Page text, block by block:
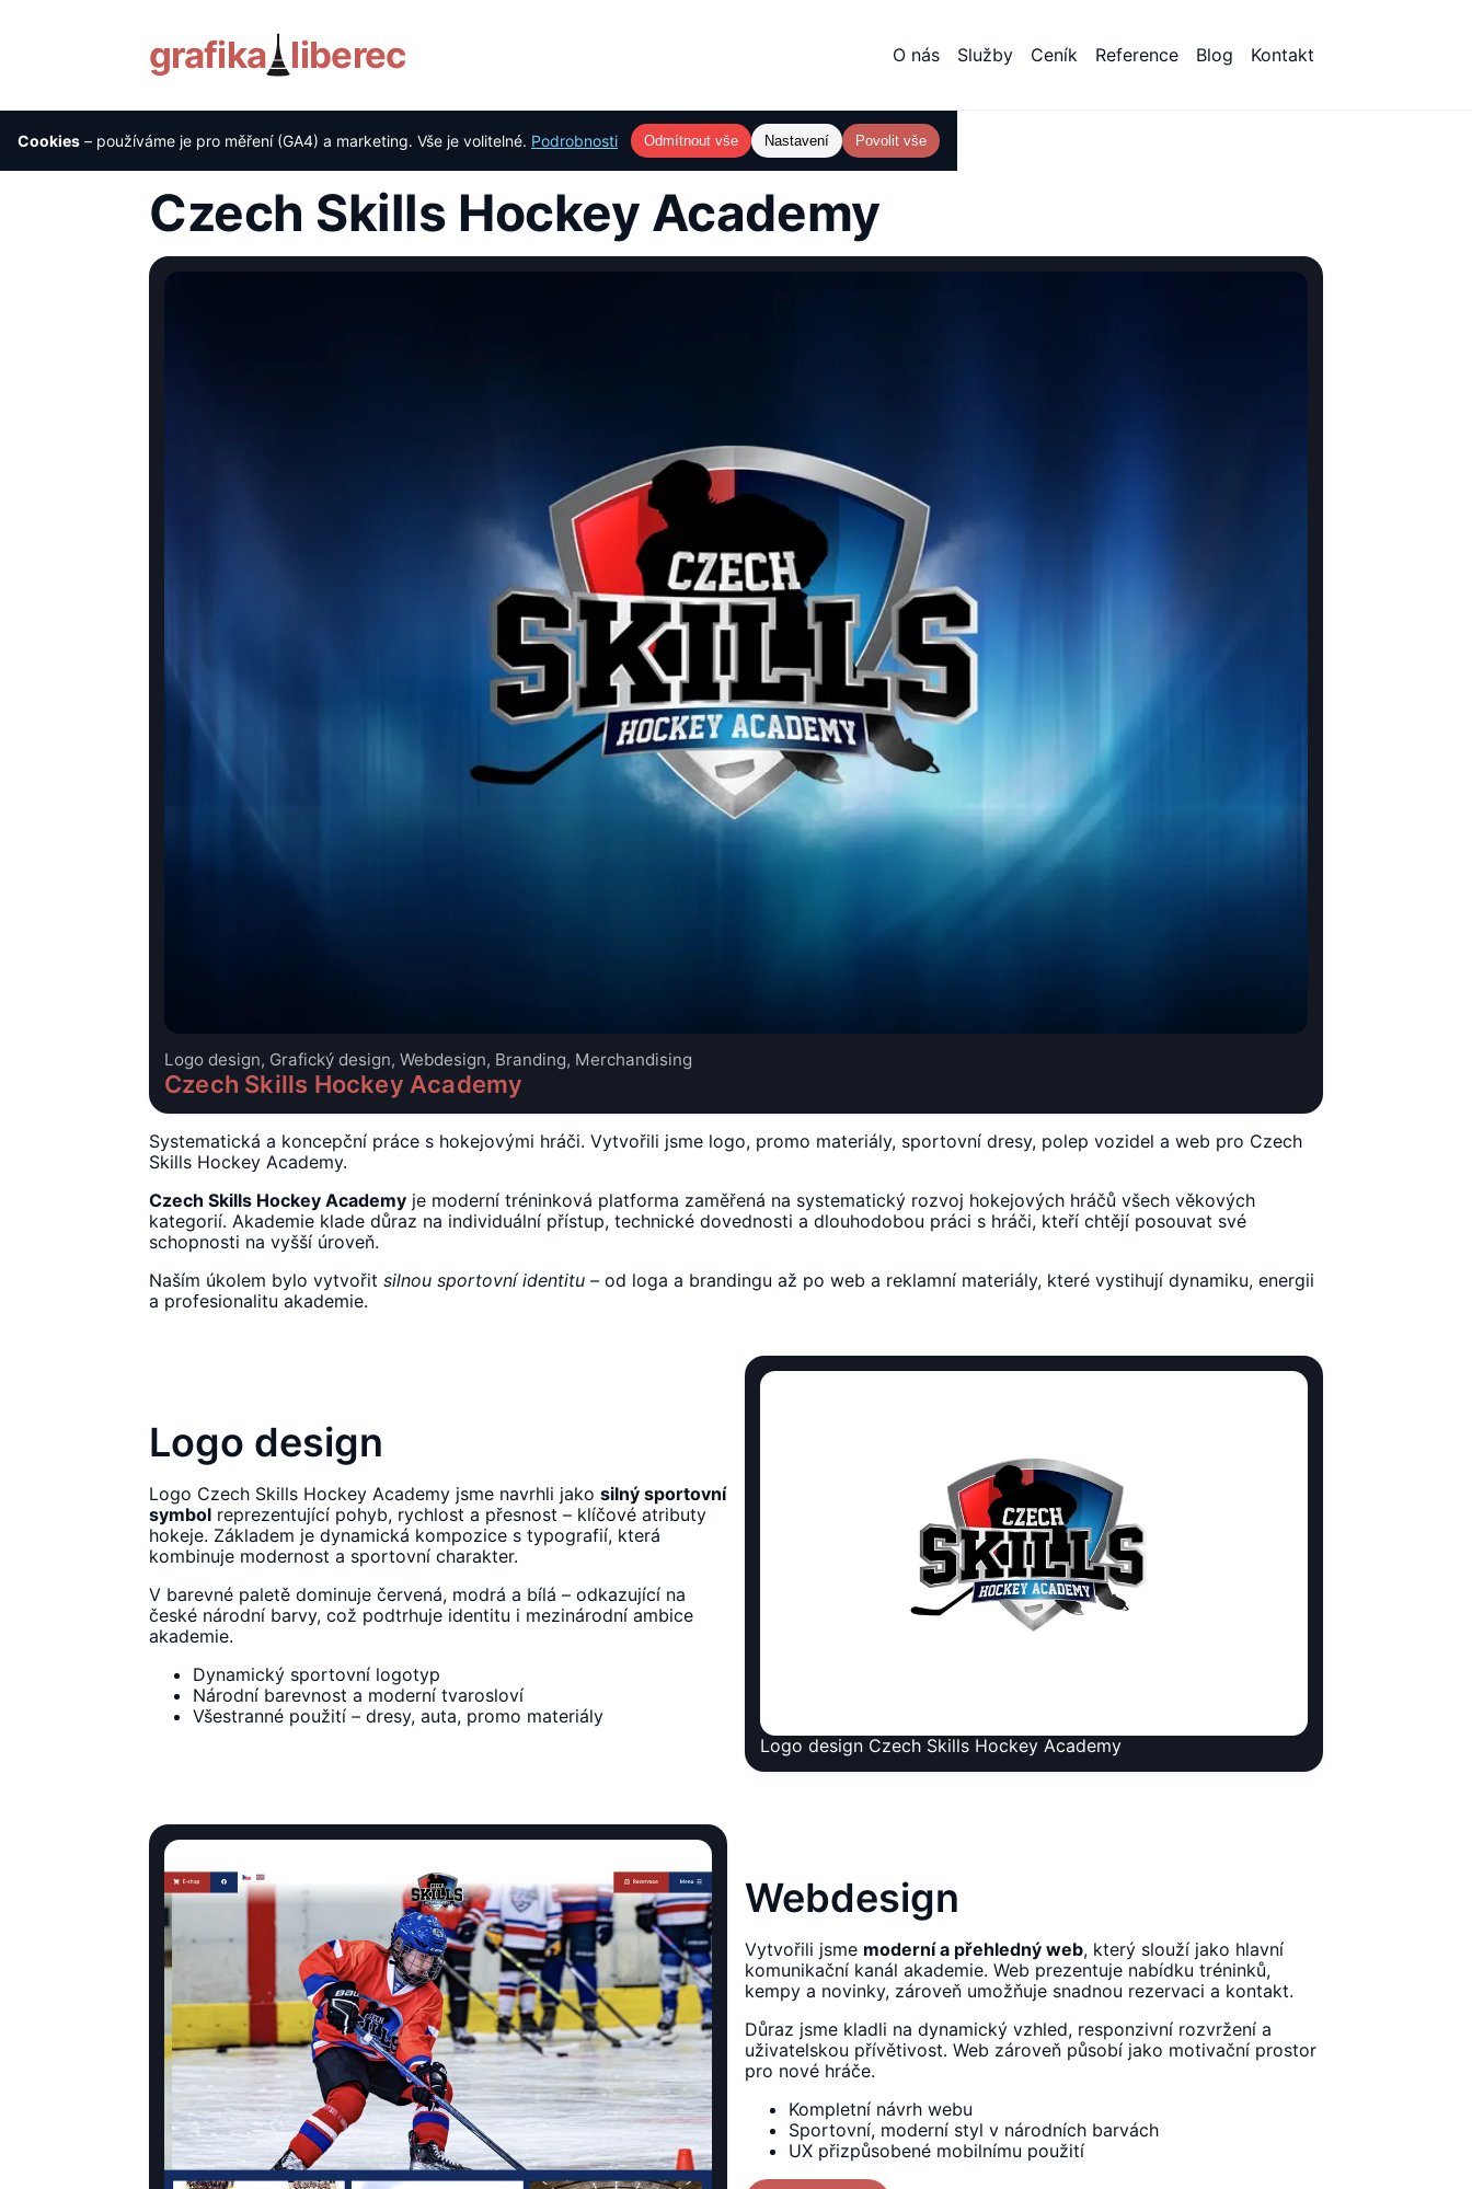
grafika liberec O nás Služby Ceník Reference Blog Kontakt
Cookies – používáme je pro měření (GA4) a marketing. Vše je volitelné. Podrobnosti Odmítnout vše Nastavení Povolit vše
Úvod › Reference Czech Skills Hockey Academy
Czech Skills Hockey Academy
Logo design, Grafický design, Webdesign, Branding, Merchandising
Czech Skills Hockey Academy
Systematická a koncepční práce s hokejovými hráči. Vytvořili jsme logo, promo materiály, sportovní dresy, polep vozidel a web pro Czech
Skills Hockey Academy.
Czech Skills Hockey Academy je moderní tréninková platforma zaměřená na systematický rozvoj hokejových hráčů všech věkových
kategorií. Akademie klade důraz na individuální přístup, technické dovednosti a dlouhodobou práci s hráči, kteří chtějí posouvat své
schopnosti na vyšší úroveň.
Naším úkolem bylo vytvořit silnou sportovní identitu – od loga a brandingu až po web a reklamní materiály, které vystihují dynamiku, energii
a profesionalitu akademie.
Logo design
Logo Czech Skills Hockey Academy jsme navrhli jako silný sportovní
symbol reprezentující pohyb, rychlost a přesnost – klíčové atributy
hokeje. Základem je dynamická kompozice s typografií, která
kombinuje modernost a sportovní charakter.
V barevné paletě dominuje červená, modrá a bílá – odkazující na
české národní barvy, což podtrhuje identitu i mezinárodní ambice
akademie.
Dynamický sportovní logotyp
Národní barevnost a moderní tvarosloví
Všestranné použití – dresy, auta, promo materiály
Logo design Czech Skills Hockey Academy
Webdesign
Vytvořili jsme moderní a přehledný web, který slouží jako hlavní
komunikační kanál akademie. Web prezentuje nabídku tréninků,
kempy a novinky, zároveň umožňuje snadnou rezervaci a kontakt.
Důraz jsme kladli na dynamický vzhled, responzivní rozvržení a
uživatelskou přívětivost. Web zároveň působí jako motivační prostor
pro nové hráče.
Kompletní návrh webu
Sportovní, moderní styl v národních barvách
UX přizpůsobené mobilnímu použití